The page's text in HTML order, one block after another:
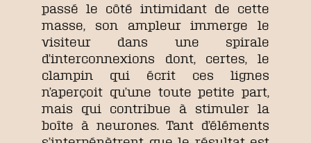
passé le côté intimidant de cette
masse, son ampleur immerge le
visiteur dans une spirale
d’interconnexions dont, certes, le
clampin qui écrit ces lignes
n’aperçoit qu’une toute petite part,
mais qui contribue à stimuler la
boîte à neurones. Tant d’éléments